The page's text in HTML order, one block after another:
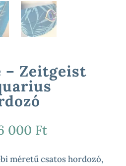
– Zeitgeist
000 Ft
300 Ft
méretű csatos hordozó,